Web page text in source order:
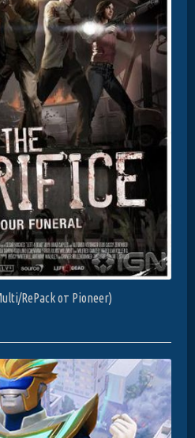
RePack от Pioneer)